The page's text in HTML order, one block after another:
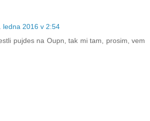
ledna 2016 v 2:54
pujdes na Oupn, tak mi tam, prosim, vem